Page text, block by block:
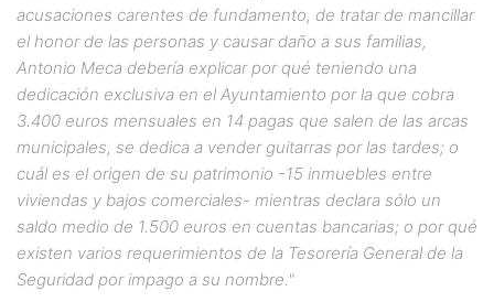
acusaciones carentes de fundamento, de tratar de mancillar
el honor de las personas y causar daño a sus familias,
Antonio Meca debería explicar por qué teniendo una
dedicación exclusiva en el Ayuntamiento por la que cobra
3.400 euros mensuales en 14 pagas que salen de las arcas
municipales, se dedica a vender guitarras por las tardes; o
cuál es el origen de su patrimonio -15 inmuebles entre
viviendas y bajos comerciales- mientras declara sólo un
saldo medio de 1.500 euros en cuentas bancarias; o por qué
existen varios requerimientos de la Tesorería General de la
Seguridad por impago a su nombre."